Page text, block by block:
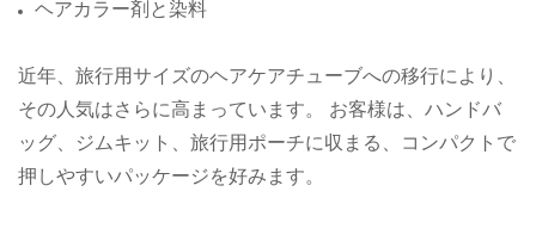
ヘアカラー剤と染料
近年、旅行用サイズのヘアケアチューブへの移行により、
その人気はさらに高まっています。 お客様は、ハンドバ
ッグ、ジムキット、旅行用ポーチに収まる、コンパクトで
押しやすいパッケージを好みます。